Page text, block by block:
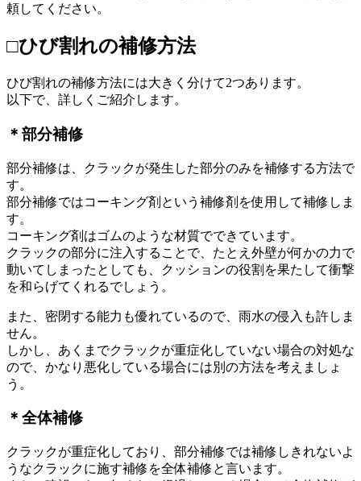
頼してください。
□ひび割れの補修方法
ひび割れの補修方法には大きく分けて2つあります。
以下で、詳しくご紹介します。
＊部分補修
部分補修は、クラックが発生した部分のみを補修する方法で
す。
部分補修ではコーキング剤という補修剤を使用して補修しま
す。
コーキング剤はゴムのような材質でできています。
クラックの部分に注入することで、たとえ外壁が何かの力で
動いてしまったとしても、クッションの役割を果たして衝撃
を和らげてくれるでしょう。
また、密閉する能力も優れているので、雨水の侵入も許しま
せん。
しかし、あくまでクラックが重症化していない場合の対処な
ので、かなり悪化している場合には別の方法を考えましょ
う。
＊全体補修
クラックが重症化しており、部分補修では補修しきれないよ
うなクラックに施す補修を全体補修と言います。